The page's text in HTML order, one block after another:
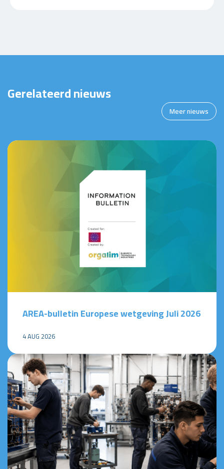
Gerelateerd nieuws
Meer nieuws
AREA-bulletin Europese wetgeving Juli 2026
4 AUG 2026